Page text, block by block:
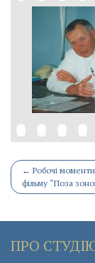
Post
navigation
← Робочі
фільму “Поза
ПРО